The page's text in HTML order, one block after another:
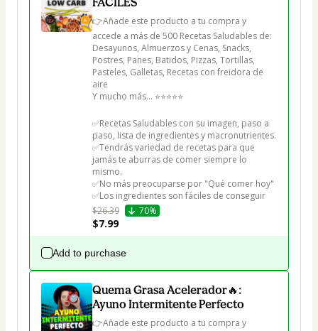
👉Añade este producto a tu compra y
accede a más de 500 Recetas Saludables de:
Desayunos, Almuerzos y Cenas, Snacks,
Postres, Panes, Batidos, Pizzas, Tortillas,
Pasteles, Galletas, Recetas con freidora de
aire
Y mucho más... ⭐⭐⭐⭐⭐
✅Recetas Saludables con su imagen, paso a
paso, lista de ingredientes y macronutrientes.
✅Tendrás variedad de recetas para que
jamás te aburras de comer siempre lo
mismo.
✅No más preocuparse por "Qué comer hoy"
✅Los ingredientes son fáciles de conseguir
$26.39
70%
$7.99
Add to purchase
Quema Grasa Acelerador🔥:
Ayuno Intermitente Perfecto
👉Añade este producto a tu compra y